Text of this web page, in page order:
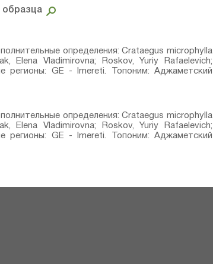
образца
определения: Crataegus microphylla
Elena Vladimirovna; Roskov, Yuriy Rafaelevich;
регионы: GE - Imereti. Топоним: Аджаметский
определения: Crataegus microphylla
Elena Vladimirovna; Roskov, Yuriy Rafaelevich;
регионы: GE - Imereti. Топоним: Аджаметский